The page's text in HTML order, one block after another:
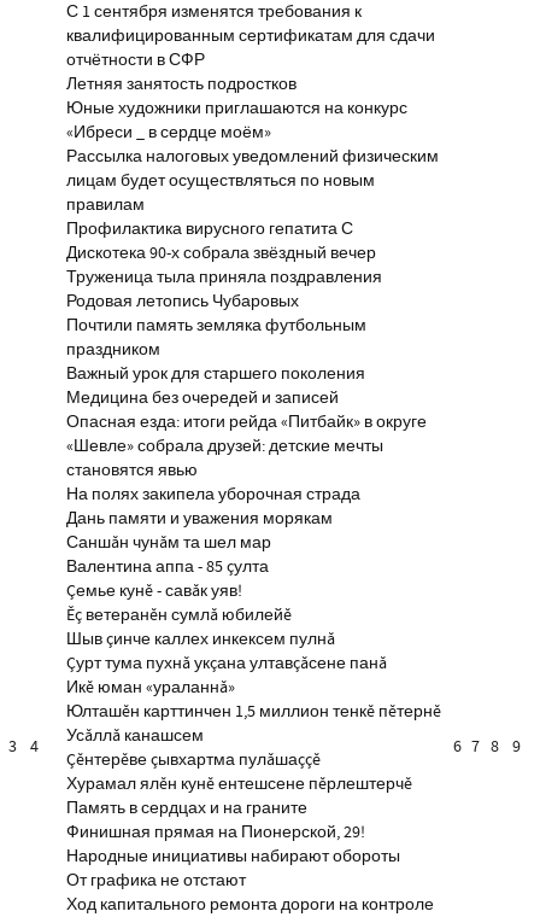
3 4
С 1 сентября изменятся требования к
квалифицированным сертификатам для сдачи
отчётности в СФР
Летняя занятость подростков
Юные художники приглашаются на конкурс
«Ибреси _ в сердце моём»
Рассылка налоговых уведомлений физическим
лицам будет осуществляться по новым
правилам
Профилактика вирусного гепатита С
Дискотека 90-х собрала звёздный вечер
Труженица тыла приняла поздравления
Родовая летопись Чубаровых
Почтили память земляка футбольным
праздником
Важный урок для старшего поколения
Медицина без очередей и записей
Опасная езда: итоги рейда «Питбайк» в округе
«Шевле» собрала друзей: детские мечты
становятся явью
На полях закипела уборочная страда
Дань памяти и уважения морякам
Саншăн чунăм та шел мар
Валентина аппа - 85 çулта
Çемье кунĕ - савăк уяв!
Ĕç ветеранĕн сумлă юбилейĕ
Шыв çинче каллех инкексем пулнă
Çурт тума пухнă укçана ултавçăсене панă
Икĕ юман «ураланнă»
Юлташĕн карттинчен 1,5 миллион тенкĕ пĕтернĕ
Усăллă канашсем
Çĕнтерĕве çывхартма пулăшаççĕ
Хурамал ялĕн кунĕ ентешсене пĕрлештерчĕ
Память в сердцах и на граните
Финишная прямая на Пионерской, 29!
Народные инициативы набирают обороты
От графика не отстают
Ход капитального ремонта дороги на контроле
6 7 8 9